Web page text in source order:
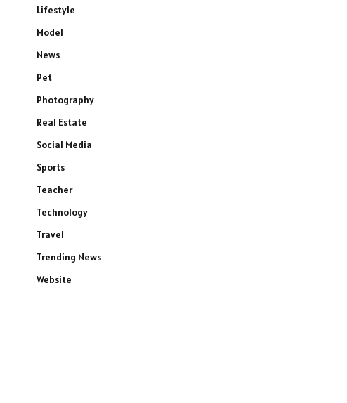
Lifestyle
Model
News
Pet
Photography
Real Estate
Social Media
Sports
Teacher
Technology
Travel
Trending News
Website